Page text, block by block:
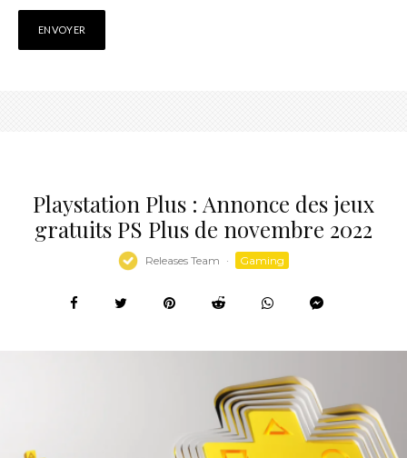
Playstation Plus : Annonce des jeux
gratuits PS Plus de novembre 2022
Releases Team · Gaming